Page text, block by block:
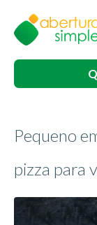
Pequeno
pizza para